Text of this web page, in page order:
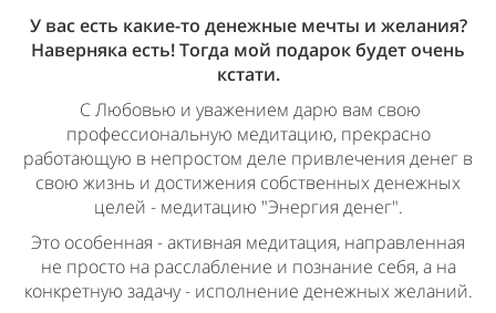
У вас есть какие-то денежные мечты и желания?
Наверняка есть! Тогда мой подарок будет очень
кстати.
С Любовью и уважением дарю вам свою
профессиональную медитацию, прекрасно
работающую в непростом деле привлечения денег в
свою жизнь и достижения собственных денежных
целей - медитацию "Энергия денег".
Это особенная - активная медитация, направленная
не просто на расслабление и познание себя, а на
конкретную задачу - исполнение денежных желаний.